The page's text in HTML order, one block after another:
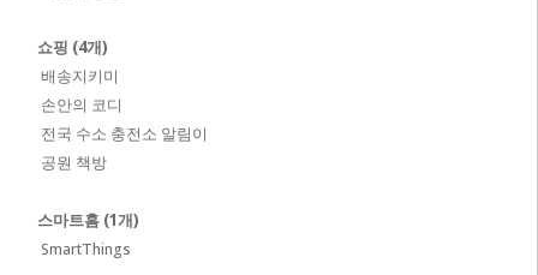
쇼핑 (4개)
배송지키미
손안의 코디
전국 수소 충전소 알림이
공원 책방
스마트홈 (1개)
SmartThings